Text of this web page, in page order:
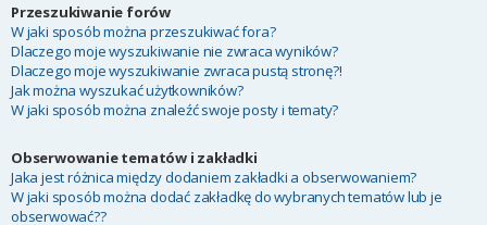
Przeszukiwanie forów
W jaki sposób można przeszukiwać fora?
Dlaczego moje wyszukiwanie nie zwraca wyników?
Dlaczego moje wyszukiwanie zwraca pustą stronę?!
Jak można wyszukać użytkowników?
W jaki sposób można znaleźć swoje posty i tematy?
Obserwowanie tematów i zakładki
Jaka jest różnica między dodaniem zakładki a obserwowaniem?
W jaki sposób można dodać zakładkę do wybranych tematów lub je
obserwować??